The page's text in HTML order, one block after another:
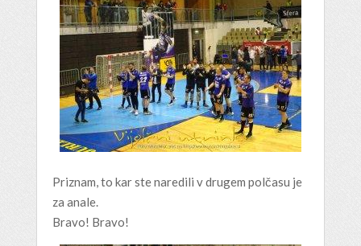
Priznam, to kar ste naredili v drugem polčasu je
za anale.
Bravo! Bravo!